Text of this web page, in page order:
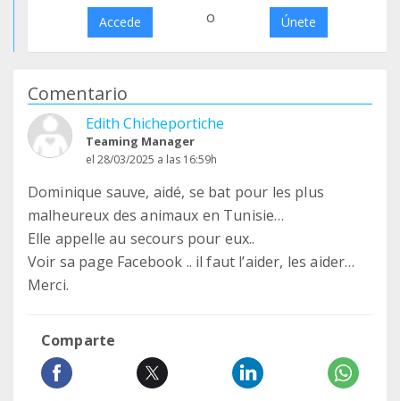
Accede o Únete
Comentario
Edith Chicheportiche
Teaming Manager
el 28/03/2025 a las 16:59h
Dominique sauve, aidé, se bat pour les plus
malheureux des animaux en Tunisie…
Elle appelle au secours pour eux..
Voir sa page Facebook .. il faut l’aider, les aider…
Merci.
Comparte